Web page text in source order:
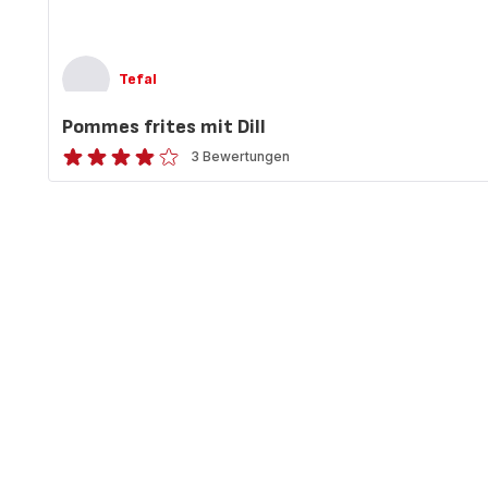
Tefal
Pommes frites mit Dill
ratings.3.8
3 Bewertungen